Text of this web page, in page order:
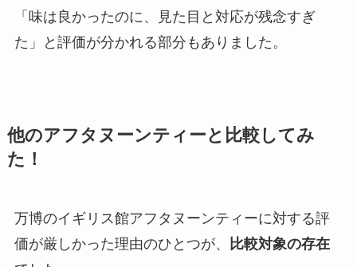
「味は良かったのに、見た目と対応が残念すぎ
た」と評価が分かれる部分もありました。
他のアフタヌーンティーと比較してみ
た！
万博のイギリス館アフタヌーンティーに対する評
価が厳しかった理由のひとつが、
比較対象の存在